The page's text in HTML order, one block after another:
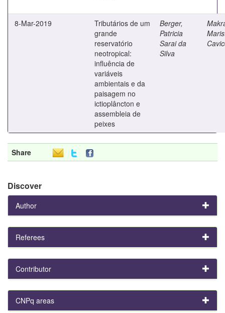
8-Mar-2019
Tributários de um
grande
reservatório
neotropical:
influência de
variáveis
ambientais e da
paisagem no
ictioplâncton e
assembleia de
peixes
Berger,
Patricia
Sarai da
Silva
Share
Discover
Author
Referees
Contributor
CNPq areas